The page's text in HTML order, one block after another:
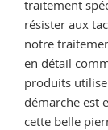
traitement
résister aux
notre
en détail
produits
démarche est
cette belle